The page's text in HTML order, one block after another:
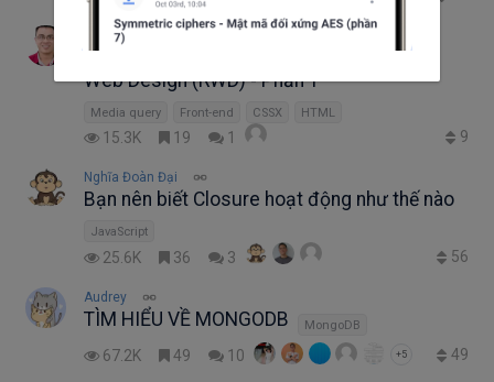
Ý Trần
Từ căn bản đến nâng cao về Responsive
Web Design (RWD) - Phần 1
Media query Front-end CSSX HTML
15.3K 19 1 9
Nghĩa Đoàn Đại
Bạn nên biết Closure hoạt động như thế nào
JavaScript
25.6K 36 3 56
Audrey
TÌM HIỂU VỀ MONGODB MongoDB
67.2K 49 10 +5 49